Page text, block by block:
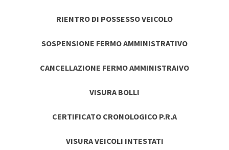
RIENTRO DI POSSESSO VEICOLO
SOSPENSIONE FERMO AMMINISTRATIVO
CANCELLAZIONE FERMO AMMINISTRAIVO
VISURA BOLLI
CERTIFICATO CRONOLOGICO P.R.A
VISURA VEICOLI INTESTATI